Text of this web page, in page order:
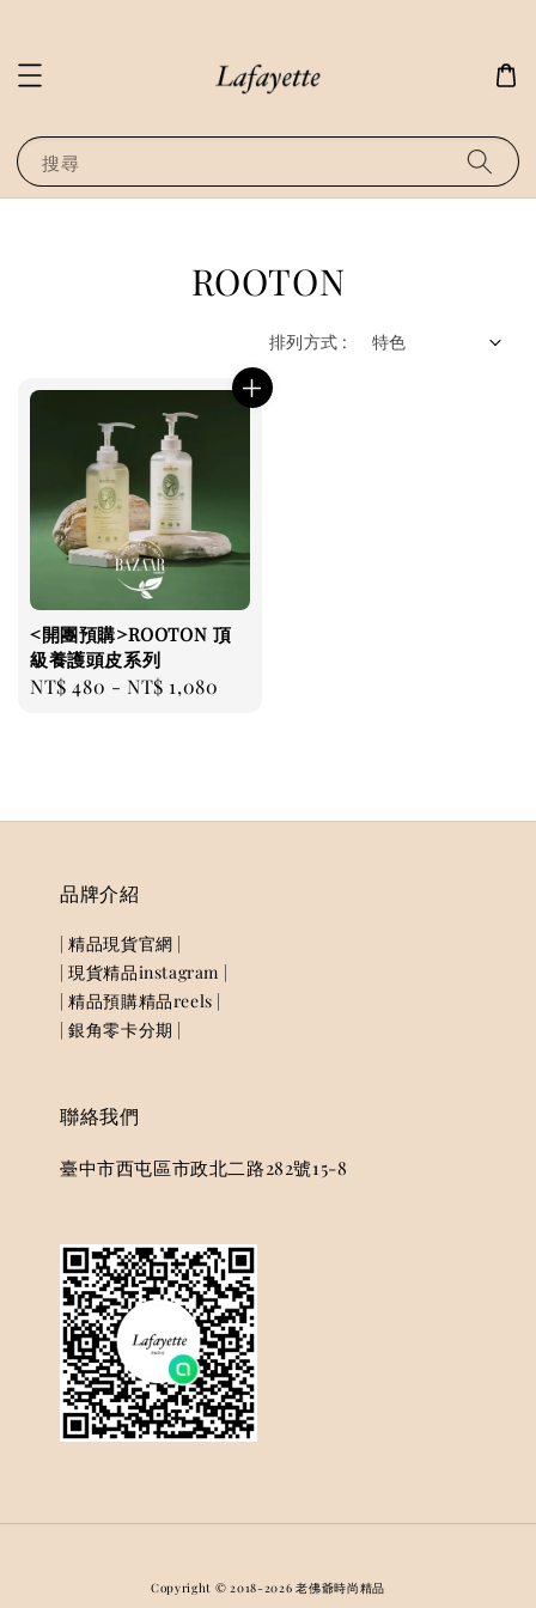
搜尋
ROOTON
排列方式 :
<開團預購>ROOTON 頂
級養護頭皮系列
Regular
NT$ 480 -NT$ 1,080
品牌介紹
| 精品現貨官網 |
| 現貨精品instagram |
| 精品預購精品reels |
| 銀角零卡分期 |
聯絡我們
臺中市西屯區市政北二路282號15-8
Copyright © 2018-2026 老佛爺時尚精品